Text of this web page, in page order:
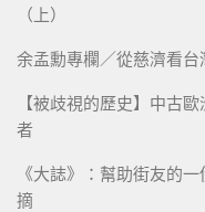
（上）
余孟勳專欄／從慈濟看
【被歧視的歷史】中古
者
《大誌》：幫助街友的
摘